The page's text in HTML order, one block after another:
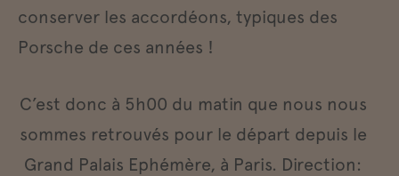
conserver les accordéons, typiques des
Porsche de ces années !
C’est donc à 5h00 du matin que nous nous
sommes retrouvés pour le départ depuis le
Grand Palais Ephémère, à Paris. Direction: